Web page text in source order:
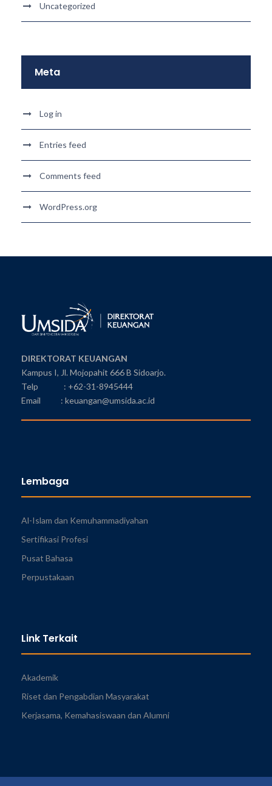
Uncategorized
Meta
Log in
Entries feed
Comments feed
WordPress.org
DIREKTORAT KEUANGAN
Kampus I, Jl. Mojopahit 666 B Sidoarjo.
Telp : +62-31-8945444
Email : keuangan@umsida.ac.id
Lembaga
Al-Islam dan Kemuhammadiyahan
Sertifikasi Profesi
Pusat Bahasa
Perpustakaan
Link Terkait
Akademik
Riset dan Pengabdian Masyarakat
Kerjasama, Kemahasiswaan dan Alumni